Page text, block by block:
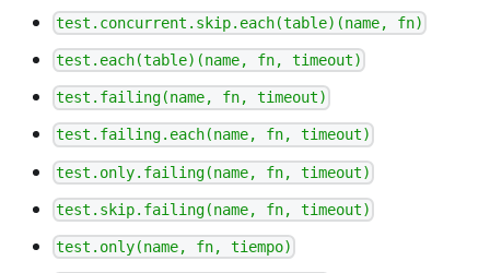
test.concurrent.skip.each(table)(name, fn)
test.each(table)(name, fn, timeout)
test.failing(name, fn, timeout)
test.failing.each(name, fn, timeout)
test.only.failing(name, fn, timeout)
test.skip.failing(name, fn, timeout)
test.only(name, fn, tiempo)